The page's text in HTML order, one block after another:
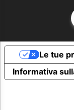
Informativa
Le tue